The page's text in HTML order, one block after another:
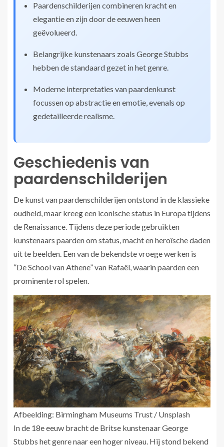
Paardenschilderijen combineren kracht en
elegantie en zijn door de eeuwen heen
geëvolueerd.
Belangrijke kunstenaars zoals George Stubbs
hebben de standaard gezet in het genre.
Moderne interpretaties van paardenkunst
focussen op abstractie en emotie, evenals op
gedetailleerde realisme.
Geschiedenis van
paardenschilderijen
De kunst van paardenschilderijen ontstond in de klassieke
oudheid, maar kreeg een iconische status in Europa tijdens
de Renaissance. Tijdens deze periode gebruikten
kunstenaars paarden om status, macht en heroïsche daden
uit te beelden. Een van de bekendste vroege werken is
“De School van Athene” van Rafaël, waarin paarden een
prominente rol spelen.
Afbeelding: Birmingham Museums Trust / Unsplash
In de 18e eeuw bracht de Britse kunstenaar George
Stubbs het genre naar een hoger niveau. Hij stond bekend